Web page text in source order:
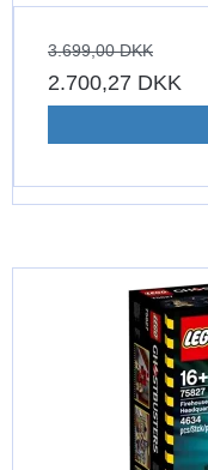
3.699,00 DKK
2.700,27 DKK